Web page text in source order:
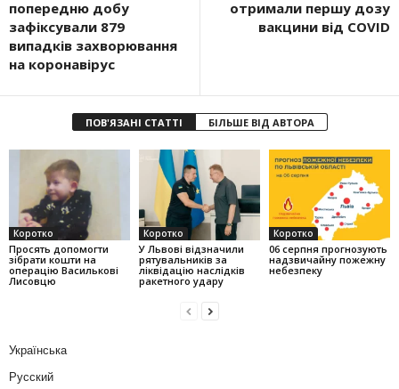
попередню добу
зафіксували 879
випадків захворювання
на коронавірус
отримали першу дозу
вакцини від COVID
ПОВ'ЯЗАНІ СТАТТІ БІЛЬШЕ ВІД АВТОРА
Коротко
Просять допомогти
зібрати кошти на
операцію Василькові
Лисовцю
Коротко
У Львові відзначили
рятувальників за
ліквідацію наслідків
ракетного удару
Коротко
06 серпня прогнозують
надзвичайну пожежну
небезпеку
Українська
Русский